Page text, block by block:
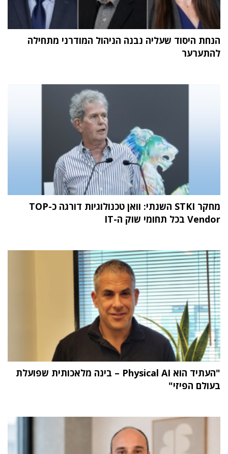
הנחת היסוד שעליה נבנה הניהול המודרני מתחילה
להתערער
מחקר STKI השנתי: וואן טכנולוגיות דורגה כ-TOP
Vendor בכל תחומי שוק ה-IT
"העתיד הוא Physical AI – בינה מלאכותית שפועלת
בעולם הפיזי"